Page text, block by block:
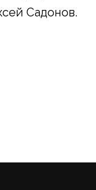
Садонов.